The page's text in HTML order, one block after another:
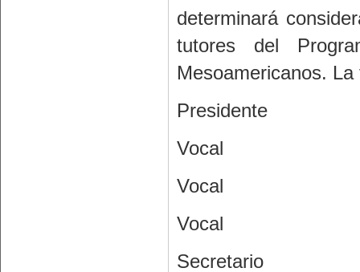
determinará
tutores del
Mesoamericanos.
Presidente
Vocal
Vocal
Vocal
Secretario